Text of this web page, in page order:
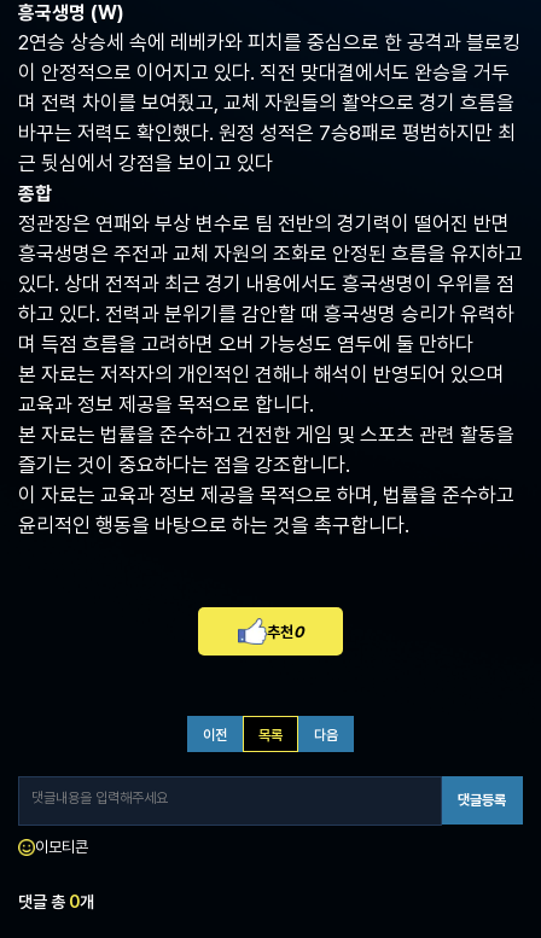
스
포
츠
중
계
사
이
흥국생명 (W)
2연승 상승세 속에 레베카와 피치를 중심으로 한 공격과 블로킹
이 안정적으로 이어지고 있다. 직전 맞대결에서도 완승을 거두
며 전력 차이를 보여줬고, 교체 자원들의 활약으로 경기 흐름을
바꾸는 저력도 확인했다. 원정 성적은 7승8패로 평범하지만 최
근 뒷심에서 강점을 보이고 있다
종합
정관장은 연패와 부상 변수로 팀 전반의 경기력이 떨어진 반면
흥국생명은 주전과 교체 자원의 조화로 안정된 흐름을 유지하고
있다. 상대 전적과 최근 경기 내용에서도 흥국생명이 우위를 점
하고 있다. 전력과 분위기를 감안할 때 흥국생명 승리가 유력하
며 득점 흐름을 고려하면 오버 가능성도 염두에 둘 만하다
본 자료는 저작자의 개인적인 견해나 해석이 반영되어 있으며
교육과 정보 제공을 목적으로 합니다.
본 자료는 법률을 준수하고 건전한 게임 및 스포츠 관련 활동을
즐기는 것이 중요하다는 점을 강조합니다.
이 자료는 교육과 정보 제공을 목적으로 하며, 법률을 준수하고
윤리적인 행동을 바탕으로 하는 것을 촉구합니다.
추천0
이전 목록 다음
댓글등록
이모티콘
댓글 총 0개